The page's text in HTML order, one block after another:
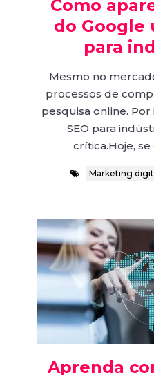
Como
do Google
para
Mesmo no
processos de
pesquisa online.
SEO para
crítica.Hoje, se
Marketing
Aprenda